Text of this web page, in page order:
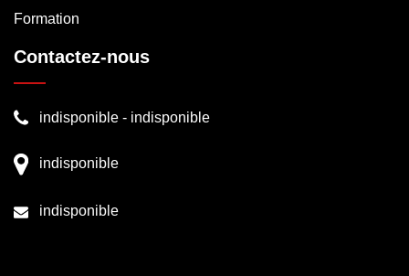
Formation
Contactez-nous
indisponible - indisponible
indisponible
indisponible